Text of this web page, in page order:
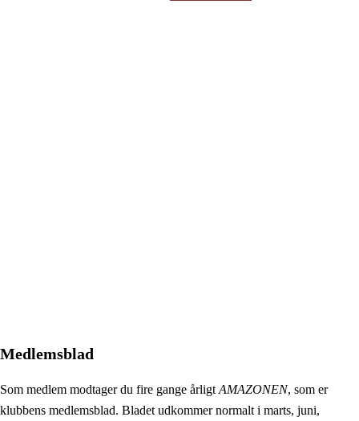
Medlemsblad
Som medlem modtager du fire gange årligt AMAZONEN, som er
klubbens medlemsblad. Bladet udkommer normalt i marts, juni,